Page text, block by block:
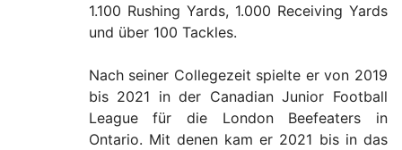
1.100 Rushing Yards, 1.000 Receiving Yards
und über 100 Tackles.
Nach seiner Collegezeit spielte er von 2019
bis 2021 in der Canadian Junior Football
League für die London Beefeaters in
Ontario. Mit denen kam er 2021 bis in das